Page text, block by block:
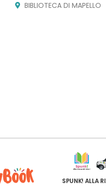
BIBLIOTECA DI MAPELLO
SPUNK! ALLA